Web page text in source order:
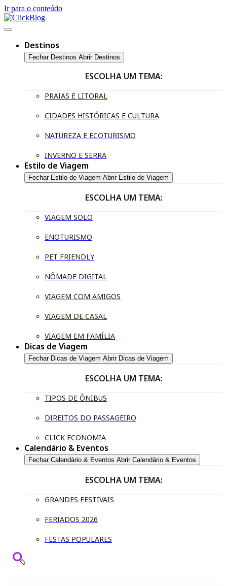
Ir para o conteúdo
Destinos
Fechar Destinos Abrir Destinos
ESCOLHA UM TEMA:
PRAIAS E LITORAL
CIDADES HISTÓRICAS E CULTURA
NATUREZA E ECOTURISMO
INVERNO E SERRA
Estilo de Viagem
Fechar Estilo de Viagem Abrir Estilo de Viagem
ESCOLHA UM TEMA:
VIAGEM SOLO
ENOTURISMO
PET FRIENDLY
NÔMADE DIGITAL
VIAGEM COM AMIGOS
VIAGEM DE CASAL
VIAGEM EM FAMÍLIA
Dicas de Viagem
Fechar Dicas de Viagem Abrir Dicas de Viagem
ESCOLHA UM TEMA:
TIPOS DE ÔNIBUS
DIREITOS DO PASSAGEIRO
CLICK ECONOMIA
Calendário & Eventos
Fechar Calendário & Eventos Abrir Calendário & Eventos
ESCOLHA UM TEMA:
GRANDES FESTIVAIS
FERIADOS 2026
FESTAS POPULARES